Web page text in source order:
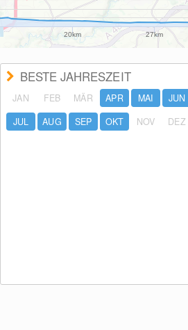
20km 27km
BESTE JAHRESZEIT
JAN FEB MÄR APR MAI
JUN
JUL
AUG SEP OKT NOV DEZ